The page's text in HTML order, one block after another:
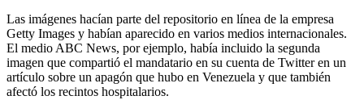
Las imágenes hacían parte del repositorio en línea de la empresa
Getty Images y habían aparecido en varios medios internacionales.
El medio ABC News, por ejemplo, había incluido la segunda
imagen que compartió el mandatario en su cuenta de Twitter en un
artículo sobre un apagón que hubo en Venezuela y que también
afectó los recintos hospitalarios.